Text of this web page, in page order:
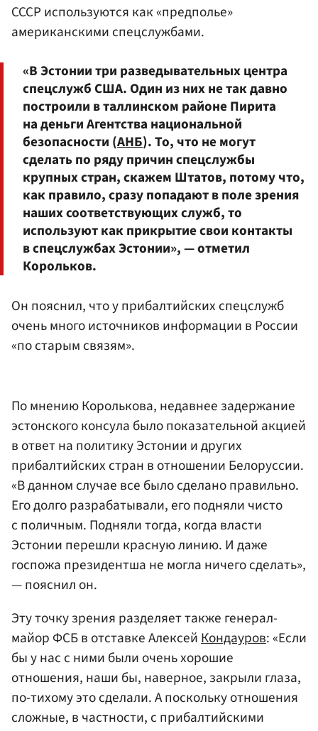
СССР используются как «предполье»
американскими спецслужбами.
«В Эстонии три разведывательных центра
спецслужб США. Один из них не так давно
построили в таллинском районе Пирита
на деньги Агентства национальной
безопасности (АНБ). То, что не могут
сделать по ряду причин спецслужбы
крупных стран, скажем Штатов, потому что,
как правило, сразу попадают в поле зрения
наших соответствующих служб, то
используют как прикрытие свои контакты
в спецслужбах Эстонии», — отметил
Корольков.
Он пояснил, что у прибалтийских спецслужб
очень много источников информации в России
«по старым связям».
По мнению Королькова, недавнее задержание
эстонского консула было показательной акцией
в ответ на политику Эстонии и других
прибалтийских стран в отношении Белоруссии.
«В данном случае все было сделано правильно.
Его долго разрабатывали, его подняли чисто
с поличным. Подняли тогда, когда власти
Эстонии перешли красную линию. И даже
госпожа президентша не могла ничего сделать»,
— пояснил он.
Эту точку зрения разделяет также генерал-
майор ФСБ в отставке АлексейКондауров: «Если
бы у нас с ними были очень хорошие
отношения, наши бы, наверное, закрыли глаза,
по-тихому это сделали. А поскольку отношения
сложные, в частности, с прибалтийскими